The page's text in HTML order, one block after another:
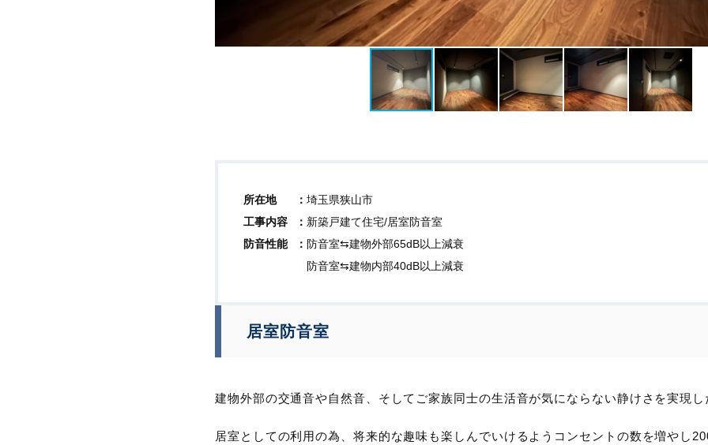
所在地
埼玉県狭山市
工事内容
新築戸建て住宅/居室防音室
防音性能
防音室⇆建物外部65dB以上減衰
防音室⇆建物内部40dB以上減衰
居室防音室
建物外部の交通音や自然音、そしてご家族同士の生活音が気にならない静けさを実現し
居室としての利用の為、将来的な趣味も楽しんでいけるようコンセントの数を増やし